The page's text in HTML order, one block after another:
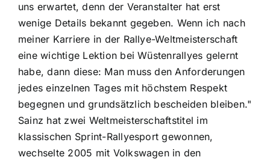
uns erwartet, denn der Veranstalter hat erst
wenige Details bekannt gegeben. Wenn ich nach
meiner Karriere in der Rallye-Weltmeisterschaft
eine wichtige Lektion bei Wüstenrallyes gelernt
habe, dann diese: Man muss den Anforderungen
jedes einzelnen Tages mit höchstem Respekt
begegnen und grundsätzlich bescheiden bleiben."
Sainz hat zwei Weltmeisterschaftstitel im
klassischen Sprint-Rallyesport gewonnen,
wechselte 2005 mit Volkswagen in den